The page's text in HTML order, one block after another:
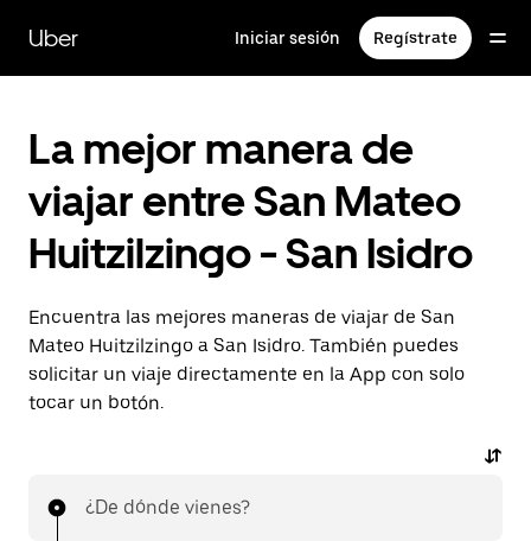
contenido
principal
Uber Iniciar sesión Regístrate
La mejor manera de
viajar entre San Mateo
Huitzilzingo - San Isidro
Encuentra las mejores maneras de viajar de San
Mateo Huitzilzingo a San Isidro. También puedes
solicitar un viaje directamente en la App con solo
tocar un botón.
¿De dónde vienes?